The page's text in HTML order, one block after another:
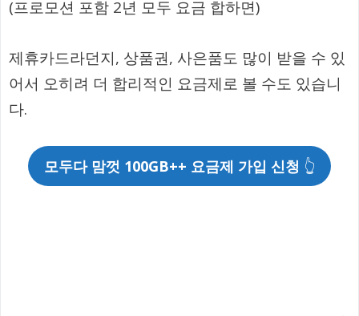
(프로모션 포함 2년 모두 요금 합하면)
제휴카드라던지, 상품권, 사은품도 많이 받을 수 있
어서 오히려 더 합리적인 요금제로 볼 수도 있습니
다.
모두다 맘껏 100GB++ 요금제 가입 신청 👆